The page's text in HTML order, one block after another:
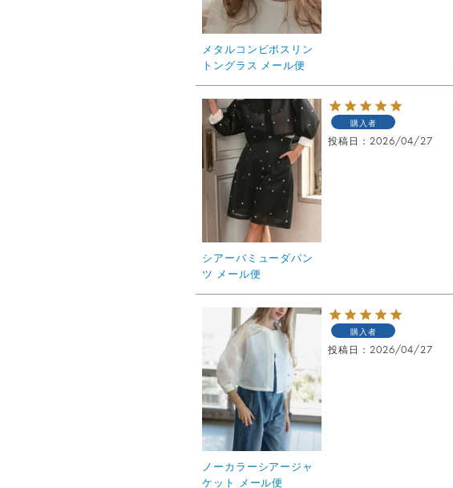
メタルコンビボスリン
トングラス メール便
シアーバミューダパン
ツ メール便
購入者
投稿日 2026/04/27
ノーカラーシアージャ
ケット メール便
購入者
投稿日 2026/04/27